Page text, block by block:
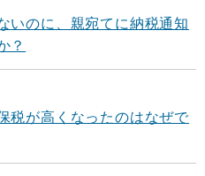
いのに、親宛てに納税通知
？
税が高くなったのはなぜで